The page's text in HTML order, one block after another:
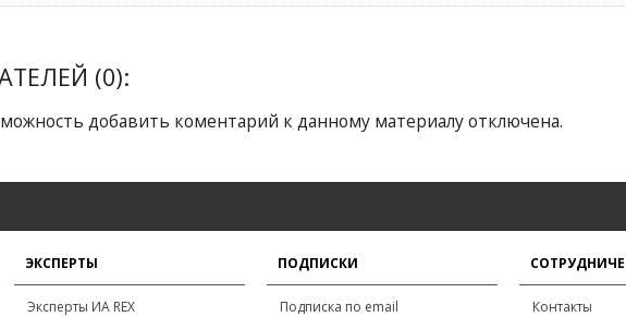
(0):
добавить коментарий к данному материалу отключена.
ЭКСПЕРТЫ
Эксперты ИА REX
ПОДПИСКИ
Подписка по email Контакты